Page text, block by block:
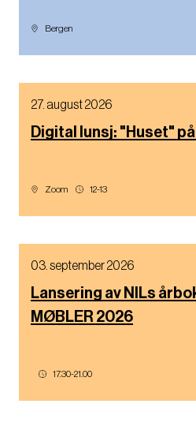
Bergen
27. august 2026
Digital lunsj: "Huset"
Zoom 12-13
03. september 2026
Lansering av NILs
MØBLER 2026
17.30-21.00